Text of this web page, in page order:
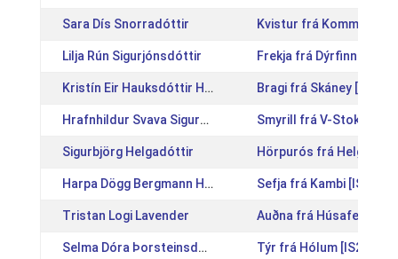
Sara Dís Snorradóttir Kvistur frá Kommu
Lilja Rún Sigurjónsdóttir Frekja frá
Kristín Eir Hauksdóttir Holake Bragi frá Skáney
Hrafnhildur Svava Sigurðardóttir Smyrill frá V-
Sigurbjörg Helgadóttir Hörpurós frá Helgatúni
Harpa Dögg Bergmann Heiðarsdóttir Sefja frá Kambi
Tristan Logi Lavender Auðna frá Húsafelli 2
Selma Dóra Þorsteinsdóttir Týr frá Hólum